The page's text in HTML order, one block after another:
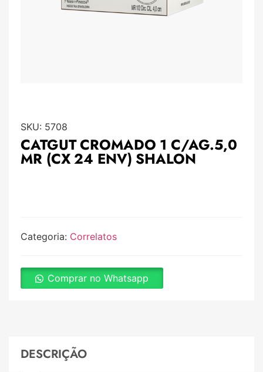
SKU: 5708
CATGUT CROMADO 1 C/AG.5,0
MR (CX 24 ENV) SHALON
Categoria: Correlatos
Comprar no Whatsapp
DESCRIÇÃO